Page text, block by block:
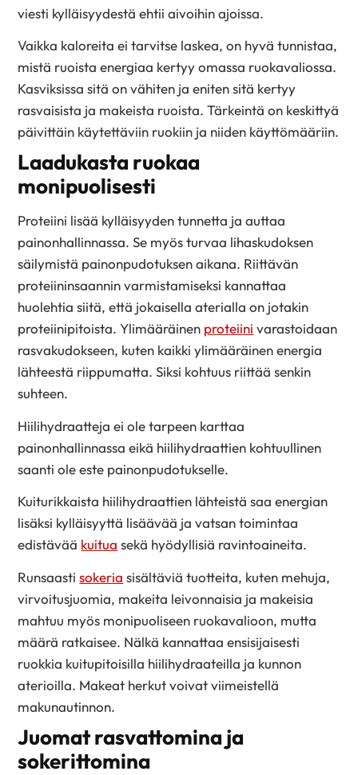
viesti kylläisyydestä ehtii aivoihin ajoissa.
Vaikka kaloreita ei tarvitse laskea, on hyvä tunnistaa,
mistä ruoista energiaa kertyy omassa ruokavaliossa.
Kasviksissa sitä on vähiten ja eniten sitä kertyy
rasvaisista ja makeista ruoista. Tärkeintä on keskittyä
päivittäin käytettäviin ruokiin ja niiden käyttömääriin.
Laadukasta ruokaa
monipuolisesti
Proteiini lisää kylläisyyden tunnetta ja auttaa
painonhallinnassa. Se myös turvaa lihaskudoksen
säilymistä painonpudotuksen aikana. Riittävän
proteiininsaannin varmistamiseksi kannattaa
huolehtia siitä, että jokaisella aterialla on jotakin
proteiinipitoista. Ylimääräinen proteiini varastoidaan
rasvakudokseen, kuten kaikki ylimääräinen energia
lähteestä riippumatta. Siksi kohtuus riittää senkin
suhteen.
Hiilihydraatteja ei ole tarpeen karttaa
painonhallinnassa eikä hiilihydraattien kohtuullinen
saanti ole este painonpudotukselle.
Kuiturikkaista hiilihydraattien lähteistä saa energian
lisäksi kylläisyyttä lisäävää ja vatsan toimintaa
edistävää kuitua sekä hyödyllisiä ravintoaineita.
Runsaastisokeria sisältäviä tuotteita, kuten mehuja,
virvoitusjuomia, makeita leivonnaisia ja makeisia
mahtuu myös monipuoliseen ruokavalioon, mutta
määrä ratkaisee. Nälkä kannattaa ensisijaisesti
ruokkia kuitupitoisilla hiilihydraateilla ja kunnon
aterioilla. Makeat herkut voivat viimeistellä
makunautinnon.
Juomat rasvattomina ja
sokerittomina